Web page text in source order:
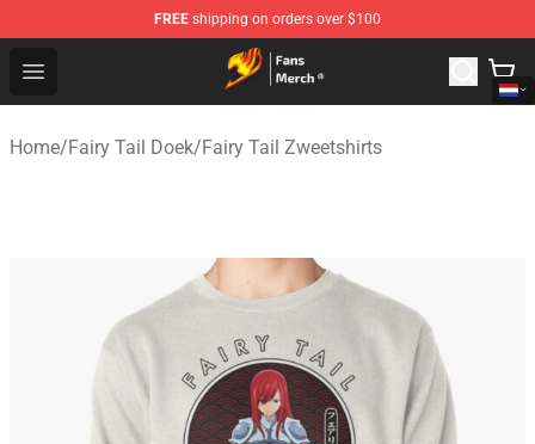
FREE shipping on orders over $100
Open menu
Fairy Tail Store - Official Fairy Tail Merchandise Shop
Home/Fairy Tail Doek/Fairy Tail Zweetshirts